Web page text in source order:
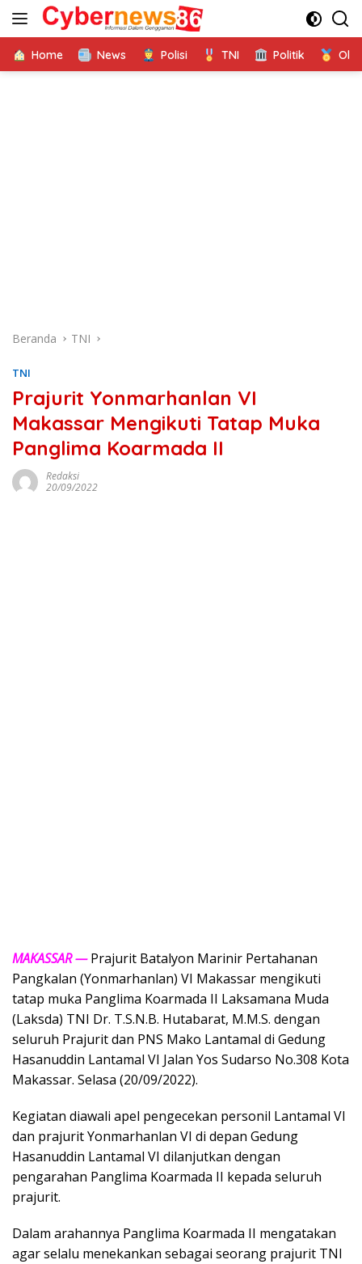
Langsung
Home News Polisi TNI Politik
Beranda TNI
TNI
Prajurit Yonmarhanlan VI
Makassar Mengikuti Tatap Muka
Panglima Koarmada II
Redaksi
20/09/2022
MAKASSAR —Prajurit Batalyon Marinir Pertahanan
Pangkalan (Yonmarhanlan) VI Makassar mengikuti
tatap muka Panglima Koarmada II Laksamana Muda
(Laksda) TNI Dr. T.S.N.B. Hutabarat, M.M.S. dengan
seluruh Prajurit dan PNS Mako Lantamal di Gedung
Hasanuddin Lantamal VI Jalan Yos Sudarso No.308 Kota
Makassar. Selasa (20/09/2022).
Kegiatan diawali apel pengecekan personil Lantamal VI
dan prajurit Yonmarhanlan VI di depan Gedung
Hasanuddin Lantamal VI dilanjutkan dengan
pengarahan Panglima Koarmada II kepada seluruh
prajurit.
Dalam arahannya Panglima Koarmada II mengatakan
agar selalu menekankan sebagai seorang prajurit TNI